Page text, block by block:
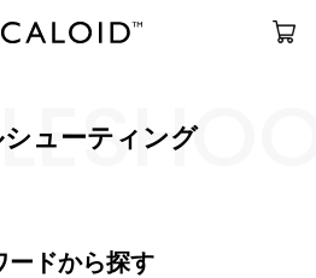
シューティング
ードから探す